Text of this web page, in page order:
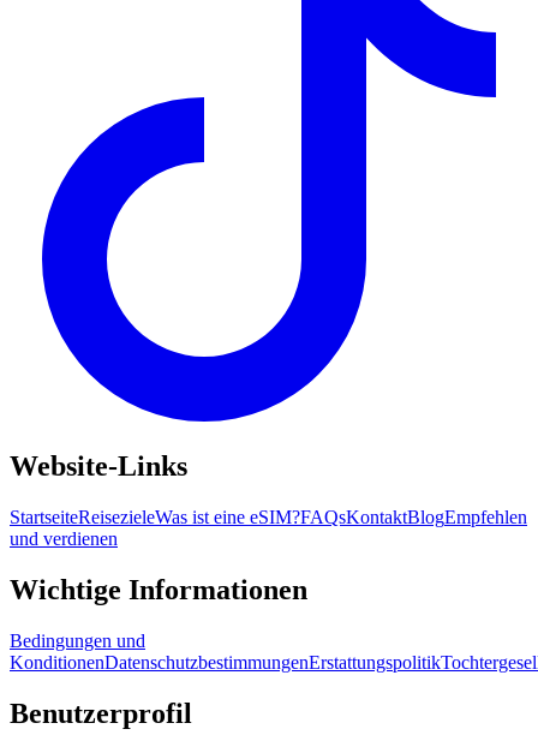
Website-Links
StartseiteReisezieleWas ist eine eSIM?FAQsKontaktBlogEmpfehlen
und verdienen
Wichtige Informationen
Bedingungen und
KonditionenDatenschutzbestimmungenErstattungspolitik
Benutzerprofil